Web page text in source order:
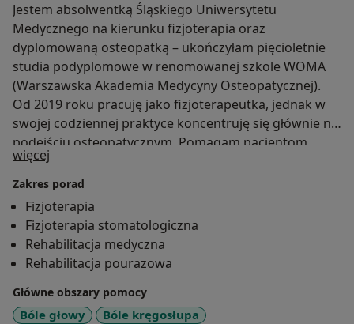
Jestem absolwentką Śląskiego Uniwersytetu
Medycznego na kierunku fizjoterapia oraz
dyplomowaną osteopatką – ukończyłam pięcioletnie
studia podyplomowe w renomowanej szkole WOMA
(Warszawska Akademia Medycyny Osteopatycznej).
Od 2019 roku pracuję jako fizjoterapeutka, jednak w
swojej codziennej praktyce koncentruję się głównie na
podejściu osteopatycznym. Pomagam pacjentom
zmagającym się z zaburzeniami w obrębie stawu
skroniowo-żuchwowego (TMJ), problemami ze strony
układu pokarmowego oraz z dolegliwościami o
charakterze ogólnoustrojowym, których źródło nie
zawsze jest oczywiste. Każdą terapię dostosowuję
indywidualnie, szukając przyczyn trudności w ujęciu
całościowym – z szacunkiem dla anatomii, fizjologii i
naturalnych mechanizmów regeneracyjnych
organizmu. Nie przyjmuję dzieci oraz noworodków
więcej
Zakres porad
Fizjoterapia
Fizjoterapia stomatologiczna
Rehabilitacja medyczna
Rehabilitacja pourazowa
Główne obszary pomocy
Bóle głowy
Bóle kręgosłupa